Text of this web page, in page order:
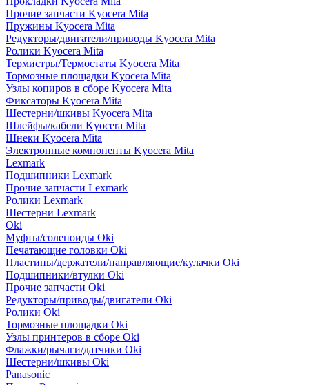
Прочие запчасти Kyocera Mita
Пружины Kyocera Mita
Редукторы/двигатели/приводы Kyocera Mita
Ролики Kyocera Mita
Термистры/Термостаты Kyocera Mita
Тормозные площадки Kyocera Mita
Узлы копиров в сборе Kyocera Mita
Фиксаторы Kyocera Mita
Шестерни/шкивы Kyocera Mita
Шлейфы/кабели Kyocera Mita
Шнеки Kyocera Mita
Электронные компоненты Kyocera Mita
Lexmark
Подшипники Lexmark
Прочие запчасти Lexmark
Ролики Lexmark
Шестерни Lexmark
Oki
Муфты/соленоиды Oki
Печатающие головки Oki
Пластины/держатели/направляющие/кулачки Oki
Подшипники/втулки Oki
Прочие запчасти Oki
Редукторы/приводы/двигатели Oki
Ролики Oki
Тормозные площадки Oki
Узлы принтеров в сборе Oki
Флажки/рычаги/датчики Oki
Шестерни/шкивы Oki
Panasonic